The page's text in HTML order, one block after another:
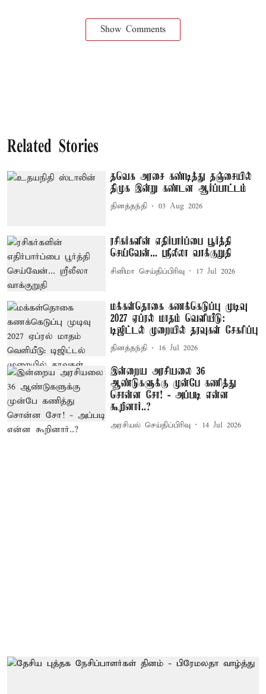
Show Comments
Related Stories
தவெக அரசை கண்டித்து தஞ்சையில்
திமுக இன்று கண்டன ஆர்ப்பாட்டம்
தினத்தந்தி 03 Aug 2026
ரசிகர்களின் எதிர்பார்ப்பை பூர்த்தி
செய்வேன்... ஸ்ரீலீலா வாக்குறுதி
சினிமா செய்திப்பிரிவு 17 Jul 2026
மக்கள்தொகை கணக்கெடுப்பு முடிவு
2027 ஏப்ரல் மாதம் வெளியீடு:
டிஜிட்டல் முறையில் தரவுகள் சேகரிப்பு
தினத்தந்தி 16 Jul 2026
இன்றைய அரசியலை 36
ஆண்டுகளுக்கு முன்பே கணித்து
சொன்ன சோ! - அப்படி என்ன
கூறினார்..?
அரசியல் செய்திப்பிரிவு 14 Jul 2026